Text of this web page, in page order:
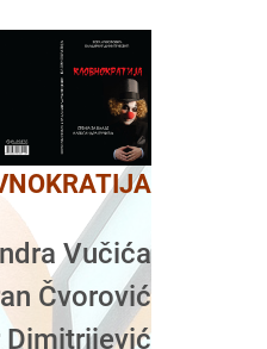
Vučića
Čvorović
Dimitrijević